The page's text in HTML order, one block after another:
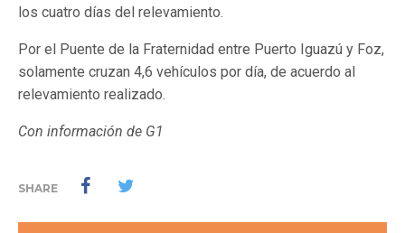
los cuatro días del relevamiento.
Por el Puente de la Fraternidad entre Puerto Iguazú y Foz,
solamente cruzan 4,6 vehículos por día, de acuerdo al
relevamiento realizado.
Con información de G1
SHARE